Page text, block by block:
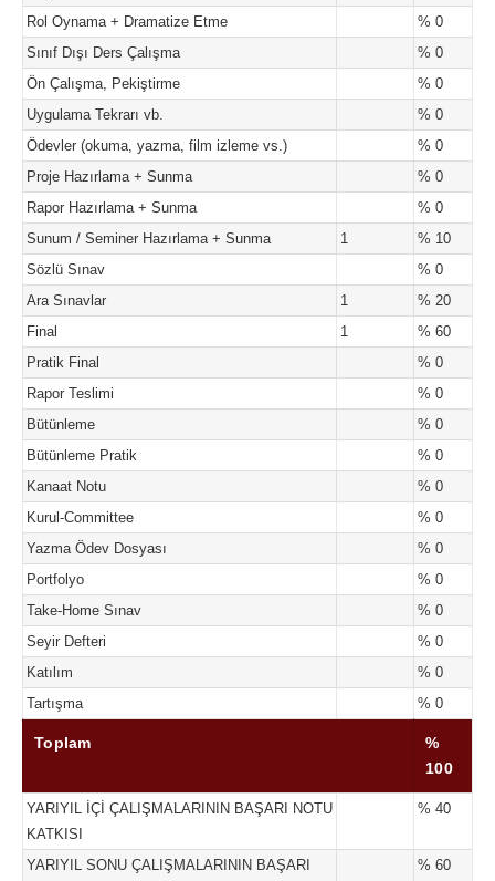
Rol Oynama + Dramatize Etme
% 0
Sınıf Dışı Ders Çalışma
% 0
Ön Çalışma, Pekiştirme
% 0
Uygulama Tekrarı vb.
% 0
Ödevler (okuma, yazma, film izleme vs.)
% 0
Proje Hazırlama + Sunma
% 0
Rapor Hazırlama + Sunma
% 0
Sunum / Seminer Hazırlama + Sunma
1
% 10
Sözlü Sınav
% 0
Ara Sınavlar
1
% 20
Final
1
% 60
Pratik Final
% 0
Rapor Teslimi
% 0
Bütünleme
% 0
Bütünleme Pratik
% 0
Kanaat Notu
% 0
Kurul-Committee
% 0
Yazma Ödev Dosyası
% 0
Portfolyo
% 0
Take-Home Sınav
% 0
Seyir Defteri
% 0
Katılım
% 0
Tartışma
% 0
Toplam
%
100
YARIYIL İÇİ ÇALIŞMALARININ BAŞARI NOTU
KATKISI
% 40
YARIYIL SONU ÇALIŞMALARININ BAŞARI
% 60